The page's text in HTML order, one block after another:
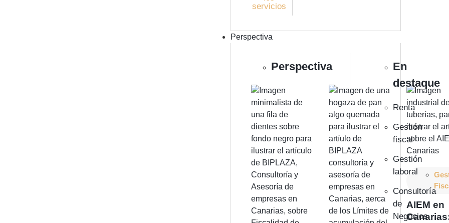
servicios
Perspectiva
Perspectiva
AIEM en
En
destaque
Renta
Gestión
fiscal
Gestión
laboral
Consultoría
de
Negocios